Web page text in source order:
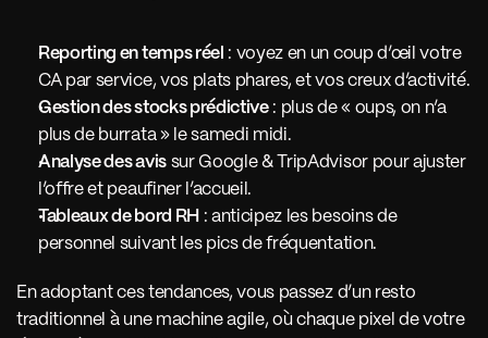
Reporting en temps réel : voyez en un coup d’œil votre
CA par service, vos plats phares, et vos creux d’activité.
Gestion des stocks prédictive : plus de « oups, on n’a
plus de burrata » le samedi midi.
Analyse des avis sur Google & TripAdvisor pour ajuster
l’offre et peaufiner l’accueil.
Tableaux de bord RH : anticipez les besoins de
personnel suivant les pics de fréquentation.
En adoptant ces tendances, vous passez d’un resto
traditionnel à une machine agile, où chaque pixel de votre